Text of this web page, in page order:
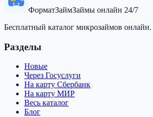
ФорматЗаймЗаймы онлайн 24/7
Бесплатный каталог микрозаймов
Разделы
Новые
Через Госуслуги
На карту Сбербанк
На карту МИР
Весь каталог
Блог